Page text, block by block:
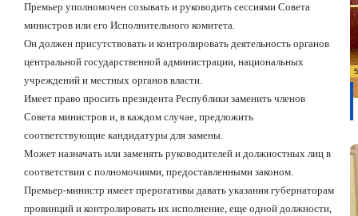
Премьер уполномочен созывать и руководить сессиями Совета
министров или его Исполнительного комитета.
Он должен присутствовать и контролировать деятельность органов
центральной государственной администрации, национальных
учреждений и местных органов власти.
Имеет право просить президента Республики заменить членов
Совета министров и, в каждом случае, предложить
соответствующие кандидатуры для замены.
Может назначать или заменять руководителей и должностных лиц в
соответствии с полномочиями, предоставленными законом.
Премьер-министр имеет прерогативы давать указания губернаторам
провинций и контролировать их исполнение, еще одной должности,